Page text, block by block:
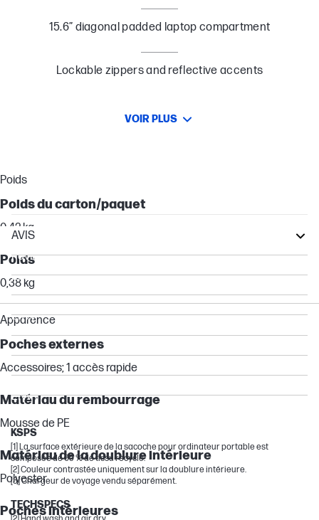
15.6” diagonal padded laptop compartment
Lockable zippers and reflective accents
VOIR PLUS
Poids
Poids du carton/paquet
0,42 kg
Poids
0,38 kg
Apparence
Poches externes
Accessoires; 1 accès rapide
Matériau du rembourrage
Mousse de PE
Matériau de la doublure intérieure
Polyester
Poches intérieures
AVIS
Pavilion
Essential
Chromebook
Envy
Spectre
Other compatible products
OMEN by HP
ENVY
Stream
KSPS
[1] La surface extérieure de la sacoche pour ordinateur portable est
composée de 65 % de tissu recyclé.
[2] Couleur contrastée uniquement sur la doublure intérieure.
[3] Chargeur de voyage vendu séparément.
TECHSPECS